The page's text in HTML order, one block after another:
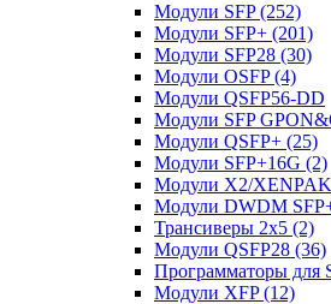
Модули SFP(252)
Модули SFP+ (201)
Модули SFP28 (30)
Модули OSFP(4)
Модули QSFP56-DD
Модули SFP
Модули QSFP+ (25)
Модули SFP+16G (2)
Модули X2/XENPAK
Модули DWDM
Трансиверы 2x5 (2)
Модули QSFP28 (36)
Программаторы для
Модули XFP(12)